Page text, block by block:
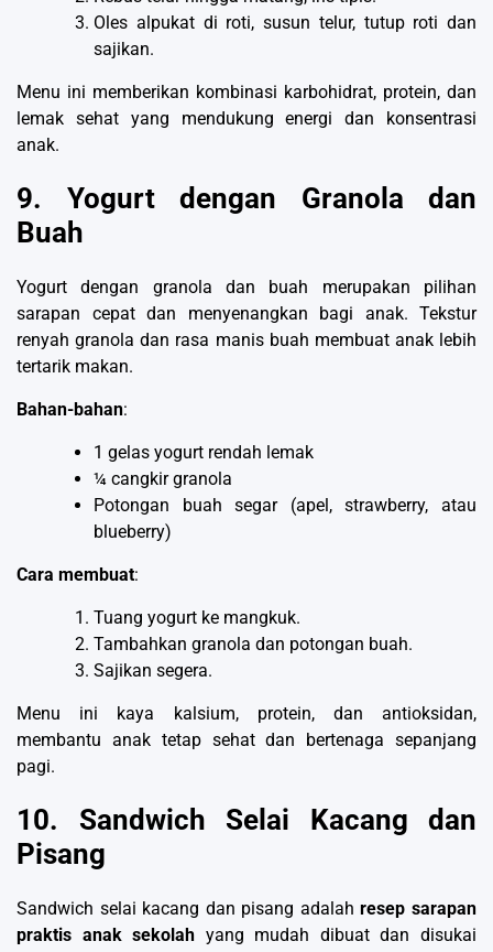
Oles alpukat di roti, susun telur, tutup roti dan
sajikan.
Menu ini memberikan kombinasi karbohidrat, protein, dan
lemak sehat yang mendukung energi dan konsentrasi
anak.
9. Yogurt dengan Granola dan
Buah
Yogurt dengan granola dan buah merupakan pilihan
sarapan cepat dan menyenangkan bagi anak. Tekstur
renyah granola dan rasa manis buah membuat anak lebih
tertarik makan.
Bahan-bahan:
1 gelas yogurt rendah lemak
¼ cangkir granola
Potongan buah segar (apel, strawberry, atau
blueberry)
Cara membuat:
Tuang yogurt ke mangkuk.
Tambahkan granola dan potongan buah.
Sajikan segera.
Menu ini kaya kalsium, protein, dan antioksidan,
membantu anak tetap sehat dan bertenaga sepanjang
pagi.
10. Sandwich Selai Kacang dan
Pisang
Sandwich selai kacang dan pisang adalahresep sarapan
praktis anak sekolah yang mudah dibuat dan disukai